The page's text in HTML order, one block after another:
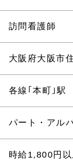
訪問看護師
大阪府大阪市
各線｢本町｣駅
パート・アル
時給1,800円以